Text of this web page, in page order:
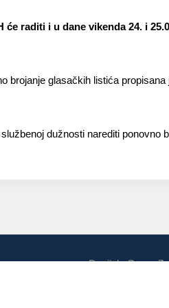
raditi i u dane vikenda 24. i
brojanje glasačkih listića
dužnosti narediti ponovno
Danijela Ozme